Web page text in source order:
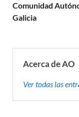
Comunidad
Galicia
Acerca de AO
Ver todas las